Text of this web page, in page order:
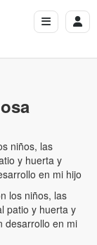
niños, las
y huerta y
en mi hijo
los niños, las
patio y huerta y
desarrollo en mi